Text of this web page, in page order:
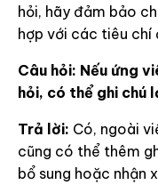
hỏi, hãy đảm bảo
hợp với các tiêu chí
Câu hỏi: Nếu ứng
hỏi, có thể ghi chú
Trả lời: Có, ngoài
cũng có thể thêm
bổ sung hoặc nhận